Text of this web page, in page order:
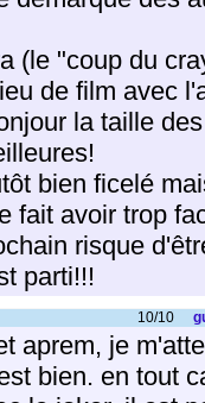
(le "coup du
de film avec
la taille
bien ficelé
fait avoir trop
risque
parti!!!
10/10
aprem, je
bien. en tout